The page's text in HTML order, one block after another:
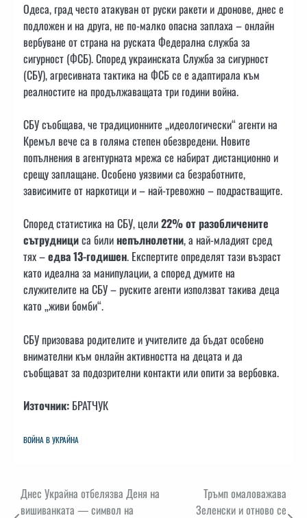
Одеса, град често атакуван от руски ракети и дронове, днес е
подложен и на друга, не по-малко опасна заплаха – онлайн
вербуване от страна на руската Федерална служба за
сигурност (ФСБ). Според украинската Служба за сигурност
(СБУ), агресивната тактика на ФСБ се е адаптирала към
реалностите на продължаващата три години война.
СБУ съобщава, че традиционните „идеологически“ агенти на
Кремъл вече са в голяма степен обезвредени. Новите
попълнения в агентурната мрежа се набират дистанционно и
срещу заплащане. Особено уязвими са безработните,
зависимите от наркотици и – най-тревожно – подрастващите.
Според статистика на СБУ, цели22% от разобличените
сътруднициса билинепълнолетни, а най-младият сред
тях –едва 13-годишен. Експертите определят тази възраст
като идеална за манипулации, а според думите на
служителите на СБУ – руските агенти използват такива деца
като „живи бомби“.
СБУ призовава родителите и учителите да бъдат особено
внимателни към онлайн активността на децата и да
съобщават за подозрителни контакти или опити за вербовка.
Източник: БРАТЧУК
ВОЙНА В УКРАЙНА
Навигация
Днес Украйна отбелязва Деня на
вишиванката — символ на
Тръмп омаловажава
Зеленски и отново се